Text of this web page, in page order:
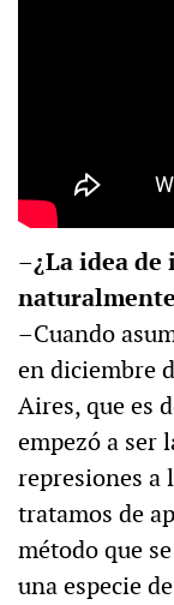
–¿La idea
–Cuando
en diciembre
Aires, que es
empezó a ser
represiones a
tratamos de
método que
una especie